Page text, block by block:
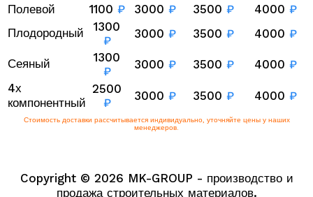
Полевой
1100 ₽ 3000 ₽ 3500 ₽ 4000 ₽
Плодородный
1300
₽
3000 ₽ 3500 ₽ 4000 ₽
Сеяный
1300
₽
3000 ₽ 3500 ₽ 4000 ₽
4х
компонентный
2500
₽
3000 ₽ 3500 ₽ 4000 ₽
Стоимость доставки рассчитывается индивидуально, уточняйте цены у наших
менеджеров.
Copyright © 2026 MK-GROUP - производство и
продажа строительных материалов.